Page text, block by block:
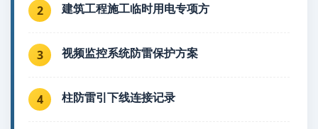
2 建筑工程施工临时用电专项方
3 视频监控系统防雷保护方案
4 柱防雷引下线连接记录